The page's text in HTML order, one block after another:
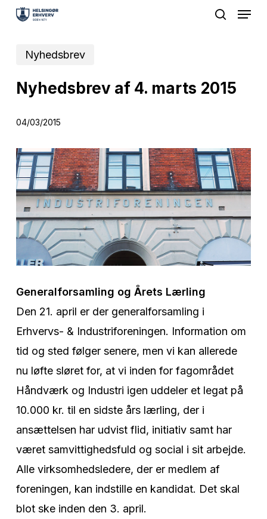
Skip
Menu
Nyhedsbrev
Nyhedsbrev af 4. marts 2015
04/03/2015
Generalforsamling og Årets Lærling
Den 21. april er der generalforsamling i
Erhvervs- & Industriforeningen. Information om
tid og sted følger senere, men vi kan allerede
nu løfte sløret for, at vi inden for fagområdet
Håndværk og Industri igen uddeler et legat på
10.000 kr. til en sidste års lærling, der i
ansættelsen har udvist flid, initiativ samt har
været samvittighedsfuld og social i sit arbejde.
Alle virksomhedsledere, der er medlem af
foreningen, kan indstille en kandidat. Det skal
blot ske inden den 3. april.